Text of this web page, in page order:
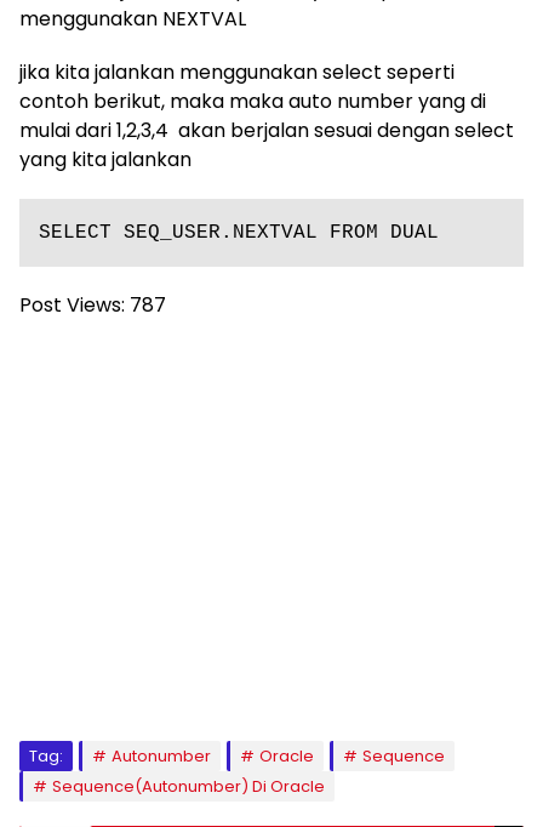
menggunakan NEXTVAL
jika kita jalankan menggunakan select seperti
contoh berikut, maka maka auto number yang di
mulai dari 1,2,3,4 akan berjalan sesuai dengan select
yang kita jalankan
Post Views: 787
Tag: Autonumber Oracle
Sequence
Sequence(Autonumber) Di Oracle